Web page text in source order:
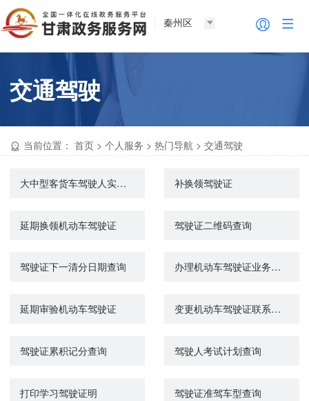
秦州区
交通驾驶
当前位置：首页 >个人服务 >热门导航 >交通驾驶
大中型客货车驾驶人实习期满考试 补换领驾驶证
延期换领机动车驾驶证 驾驶证二维码查询
驾驶证下一清分日期查询 办理机动车驾驶证业务网上委托
延期审验机动车驾驶证 变更机动车驾驶证联系方式
驾驶证累积记分查询 驾驶人考试计划查询
打印学习驾驶证明 驾驶证准驾车型查询